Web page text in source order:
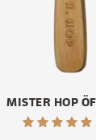
MISTER HOP